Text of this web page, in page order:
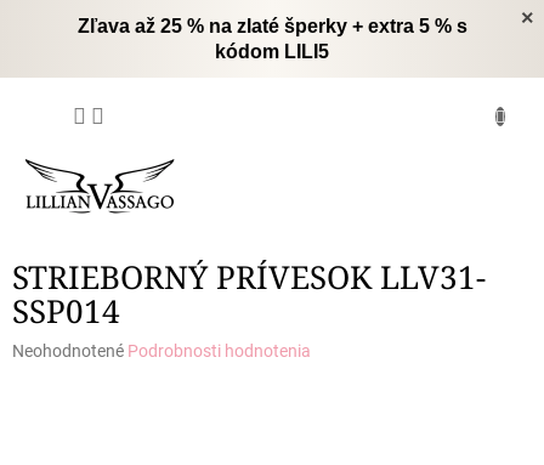
×
Zľava až 25 % na zlaté šperky + extra 5 % s
kódom LILI5
STRIEBORNÝ PRÍVESOK LLV31-
SSP014
Priemerné
Neohodnotené Podrobnosti hodnotenia